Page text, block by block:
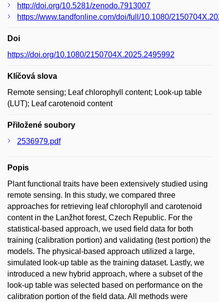
http://doi.org/10.5281/zenodo.7913007
https://www.tandfonline.com/doi/full/10.1080/
Doi
https://doi.org/10.1080/2150704X.2025.2495992
Klíčová slova
Remote sensing; Leaf chlorophyll content; Look-up table
(LUT); Leaf carotenoid content
Přiložené soubory
2536979.pdf
Popis
Plant functional traits have been extensively studied using
remote sensing. In this study, we compared three
approaches for retrieving leaf chlorophyll and carotenoid
content in the Lanžhot forest, Czech Republic. For the
statistical-based approach, we used field data for both
training (calibration portion) and validating (test portion) the
models. The physical-based approach utilized a large,
simulated look-up table as the training dataset. Lastly, we
introduced a new hybrid approach, where a subset of the
look-up table was selected based on performance on the
calibration portion of the field data. All methods were